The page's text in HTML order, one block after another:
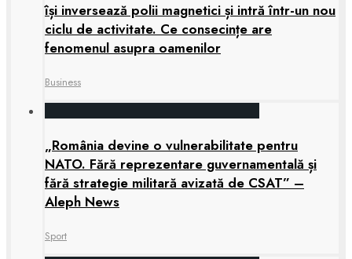
își inversează polii magnetici și intră într-un nou
ciclu de activitate. Ce consecințe are
fenomenul asupra oamenilor
Business
„România devine o vulnerabilitate pentru
NATO. Fără reprezentare guvernamentală și
fără strategie militară avizată de CSAT” –
Aleph News
Sport